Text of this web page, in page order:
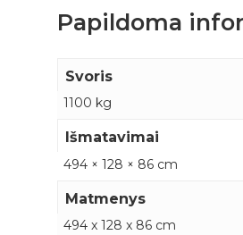
Papildoma
Svoris
1100 kg
Išmatavimai
494 × 128 × 86 cm
Matmenys
494 x 128 x 86 cm